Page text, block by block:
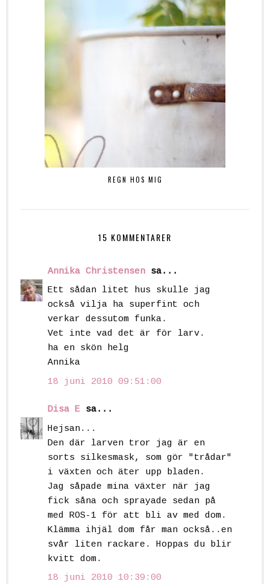
REGN HOS MIG
15 KOMMENTARER
Annika Christensen sa...
Ett sådan litet hus skulle jag
också vilja ha superfint och
verkar dessutom funka.
Vet inte vad det är för larv.
ha en skön helg
Annika
18 juni 2010 09:51:00
Disa E sa...
Hejsan...
Den där larven tror jag är en
sorts silkesmask, som gör "trådar"
i växten och äter upp bladen.
Jag såpade mina växter när jag
fick såna och sprayade sedan på
med ROS-1 för att bli av med dom.
Klämma ihjäl dom får man också..en
svår liten rackare. Hoppas du blir
kvitt dom.
18 juni 2010 10:39:00